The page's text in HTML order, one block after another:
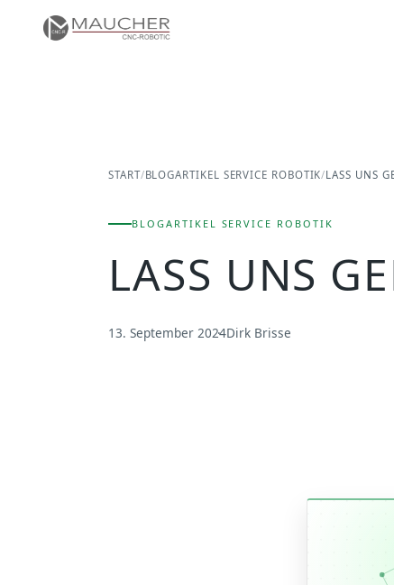
START/BLOGARTIKEL SERVICE ROBOTIK/LASS UNS
BLOGARTIKEL SERVICE ROBOTIK
LASS UNS
13. September 2024Dirk Brisse